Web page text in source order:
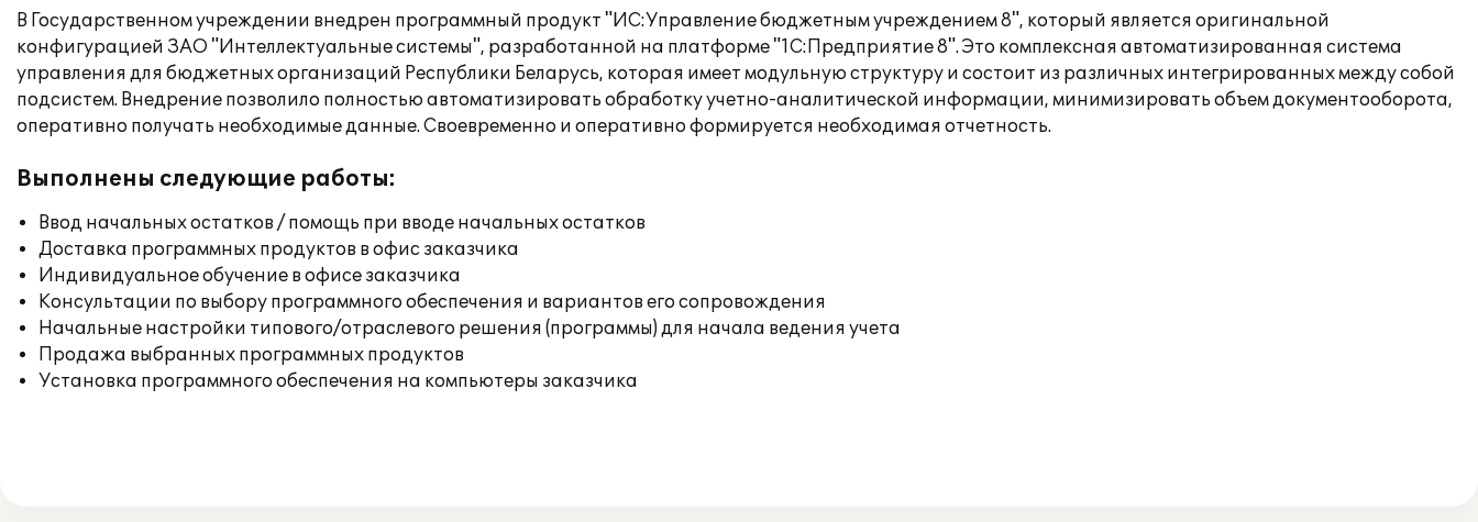
В Государственном учреждении внедрен программный продукт "ИС:Управление бюджетным учреждением 8", который является оригинальной
конфигурацией ЗАО "Интеллектуальные системы", разработанной на платформе "1С:Предприятие 8". Это комплексная автоматизированная система
управления для бюджетных организаций Республики Беларусь, которая имеет модульную структуру и состоит из различных интегрированных между собой
подсистем. Внедрение позволило полностью автоматизировать обработку учетно-аналитической информации, минимизировать объем документооборота,
оперативно получать необходимые данные. Своевременно и оперативно формируется необходимая отчетность.
Выполнены следующие работы:
Ввод начальных остатков / помощь при вводе начальных остатков
Доставка программных продуктов в офис заказчика
Индивидуальное обучение в офисе заказчика
Консультации по выбору программного обеспечения и вариантов его сопровождения
Начальные настройки типового/отраслевого решения (программы) для начала ведения учета
Продажа выбранных программных продуктов
Установка программного обеспечения на компьютеры заказчика